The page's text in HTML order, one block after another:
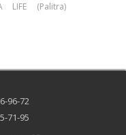
LIFE (Palitra)
96-72
71-95